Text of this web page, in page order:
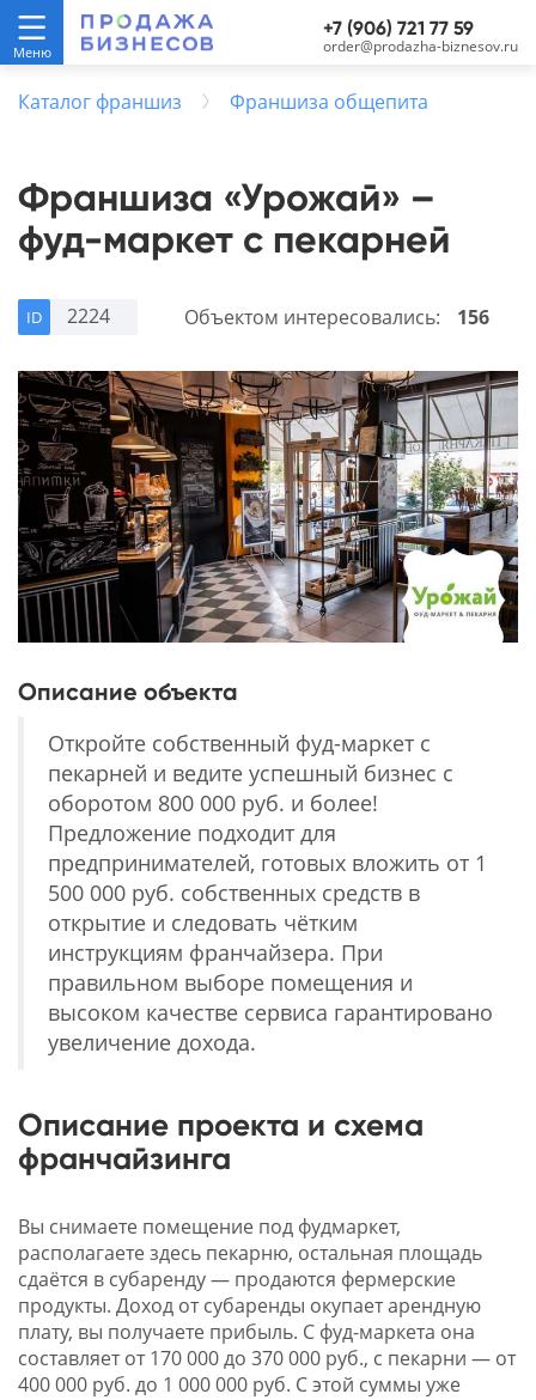
+7 (906) 721 77 59
order@prodazha-biznesov.ru
Каталог франшиз Франшиза общепита
Франшиза «Урожай» –
фуд-маркет с пекарней
ID 2224 Объектом интересовались: 156
Описание объекта
Откройте собственный фуд-маркет с
пекарней и ведите успешный бизнес с
оборотом 800 000 руб. и более!
Предложение подходит для
предпринимателей, готовых вложить от 1
500 000 руб. собственных средств в
открытие и следовать чётким
инструкциям франчайзера. При
правильном выборе помещения и
высоком качестве сервиса гарантировано
увеличение дохода.
Описание проекта и схема
франчайзинга
Вы снимаете помещение под фудмаркет,
располагаете здесь пекарню, остальная площадь
сдаётся в субаренду — продаются фермерские
продукты. Доход от субаренды окупает арендную
плату, вы получаете прибыль. С фуд-маркета она
составляет от 170 000 до 370 000 руб., с пекарни — от
400 000 руб. до 1 000 000 руб. С этой суммы уже